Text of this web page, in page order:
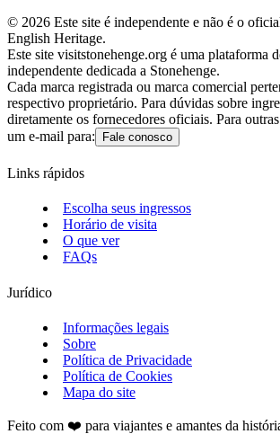
© 2026 Este site é independente e não é o
English Heritage.
Este site visitstonehenge.org é uma plataforma
independente dedicada a Stonehenge.
Cada marca registrada ou marca comercial
respectivo proprietário. Para dúvidas sobre
diretamente os fornecedores oficiais. Para
um e-mail para:
Fale conosco
Links rápidos
Escolha seus ingressos
Horário de visita
O que ver
FAQs
Jurídico
Informações legais
Sobre
Política de Privacidade
Política de Cookies
Mapa do site
Feito com ❤️ para viajantes e amantes da